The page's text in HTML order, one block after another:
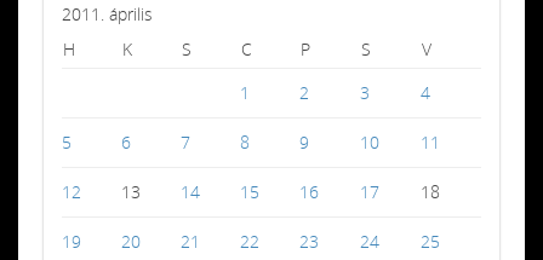
2011. április
H
K S C P S
V
1
2 3 4
5 6 7 8 9 10 11
12 13 14 15 16 17 18
19 20 21 22 23 24 25